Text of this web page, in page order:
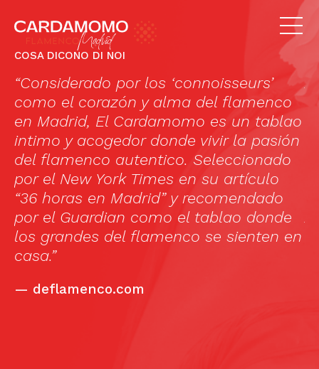
COSA DICONO DI NOI
“Considerado por los ‘connoisseurs’
como el corazón y alma del flamenco
en Madrid, El Cardamomo es un tablao
intimo y acogedor donde vivir la pasión
del flamenco autentico. Seleccionado
por el New York Times en su artículo
“36 horas en Madrid” y recomendado
por el Guardian como el tablao donde
los grandes del flamenco se sienten en
casa.”
— deflamenco.com